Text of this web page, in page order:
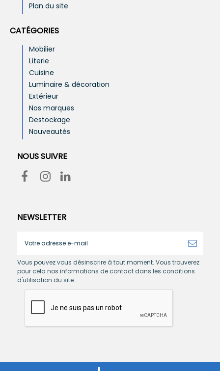
Plan du site
CATÉGORIES
Mobilier
Literie
Cuisine
Luminaire & décoration
Extérieur
Nos marques
Destockage
Nouveautés
NOUS SUIVRE
NEWSLETTER
Vous pouvez vous désinscrire à tout moment. Vous trouverez
pour cela nos informations de contact dans les conditions
d'utilisation du site.